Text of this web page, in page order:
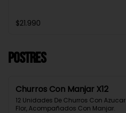
$21.990
Postres
Churros Con Manjar X12
12 Unidades De Churros Con Azucar
Flor, Acompañados Con Manjar.